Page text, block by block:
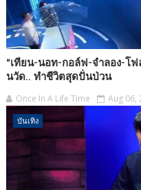
“เทียน-นอท-กอล์ฟ-จำลอง-โ
นวัด.. ทำชีวิตสุดปั่นป่วน
Once In A Life Time Aug 06,
บันเทิง